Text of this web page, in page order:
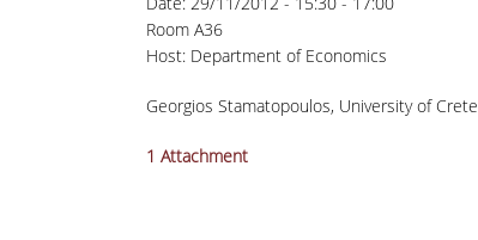
Room A36
Host: Department of Economics
Georgios Stamatopoulos, University of Crete
1 Attachment